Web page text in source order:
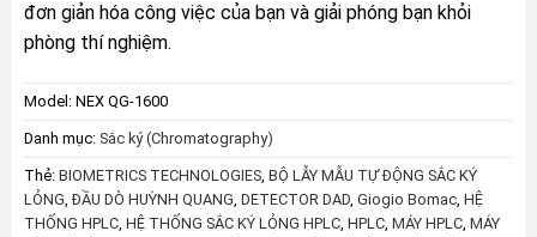
đơn giản hóa công việc của bạn và giải phóng bạn khỏi
phòng thí nghiệm.
Model: NEX QG-1600
Danh mục: Sắc ký (Chromatography)
Thẻ: BIOMETRICS TECHNOLOGIES, BỘ LẪY MẪU TỰ ĐỘNG SẮC KÝ
LỎNG,ĐẦU DÒ HUỲNH QUANG, DETECTOR DAD, Giogio Bomac, HỆ
THỐNG HPLC, HỆ THỐNG SẮC KÝ LỎNG HPLC, HPLC, MÁY HPLC, MÁY